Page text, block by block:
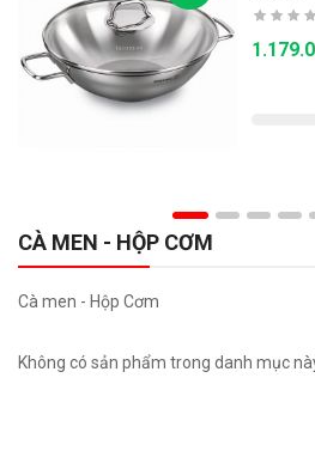
CÀ MEN - HỘP CƠM
Cà men - Hộp Cơm
Không có sản phẩm trong danh mục